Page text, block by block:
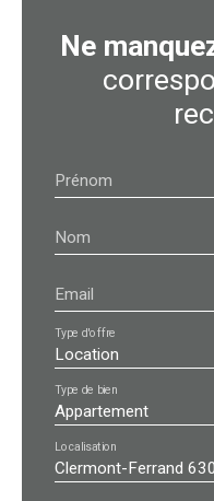
Ne
Prénom
Nom
Email
Location
Type d'offre
Appartement
Type de bien
Clermont-Ferrand
Localisation